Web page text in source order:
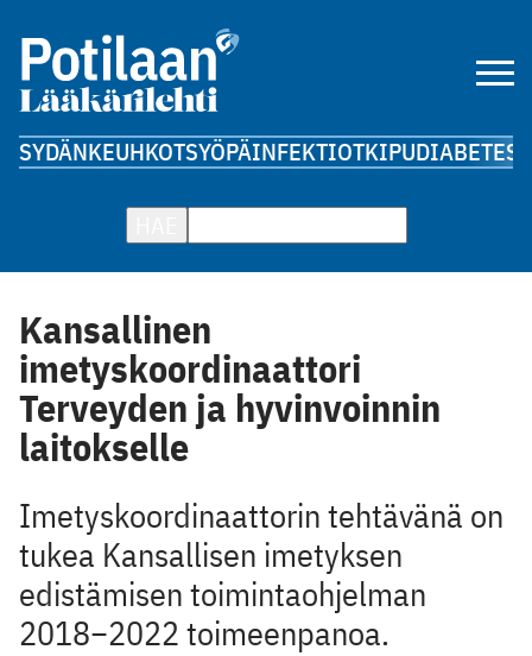
SYDÄNKEUHKOTSYÖPÄINFEKTIOTKIPUDIABETES
Kansallinen
imetyskoordinaattori
Terveyden ja hyvinvoinnin
laitokselle
Imetyskoordinaattorin tehtävänä on
tukea Kansallisen imetyksen
edistämisen toimintaohjelman
2018−2022 toimeenpanoa.